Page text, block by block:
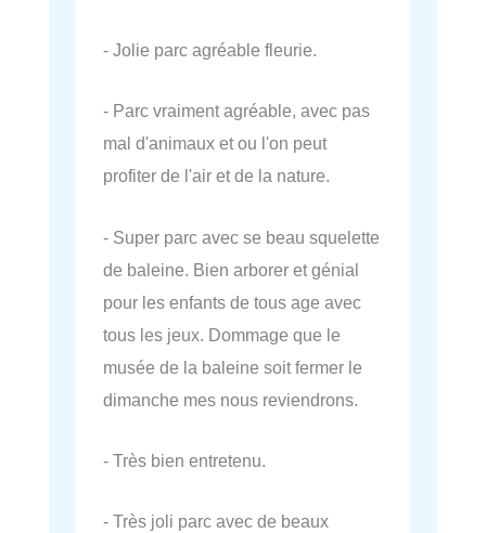
- Jolie parc agréable fleurie.
- Parc vraiment agréable, avec pas
mal d'animaux et ou l'on peut
profiter de l'air et de la nature.
- Super parc avec se beau squelette
de baleine. Bien arborer et génial
pour les enfants de tous age avec
tous les jeux. Dommage que le
musée de la baleine soit fermer le
dimanche mes nous reviendrons.
- Très bien entretenu.
- Très joli parc avec de beaux